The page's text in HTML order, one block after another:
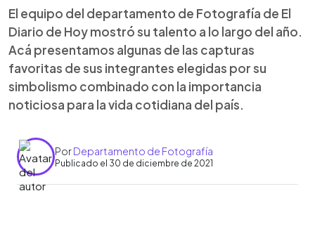
El equipo del departamento de Fotografía de El
Diario de Hoy mostró su talento a lo largo del año.
Acá presentamos algunas de las capturas
favoritas de sus integrantes elegidas por su
simbolismo combinado con la importancia
noticiosa para la vida cotidiana del país.
PorDepartamento de Fotografía
Publicado el 30 de diciembre de 2021